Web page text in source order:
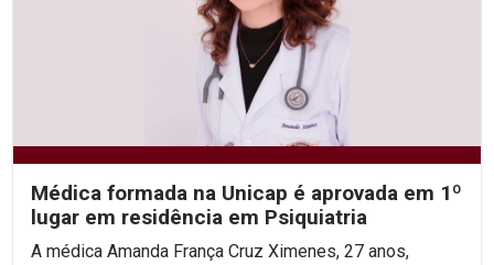
Médica formada na Unicap é aprovada em 1º
lugar em residência em Psiquiatria
A médica Amanda França Cruz Ximenes, 27 anos,